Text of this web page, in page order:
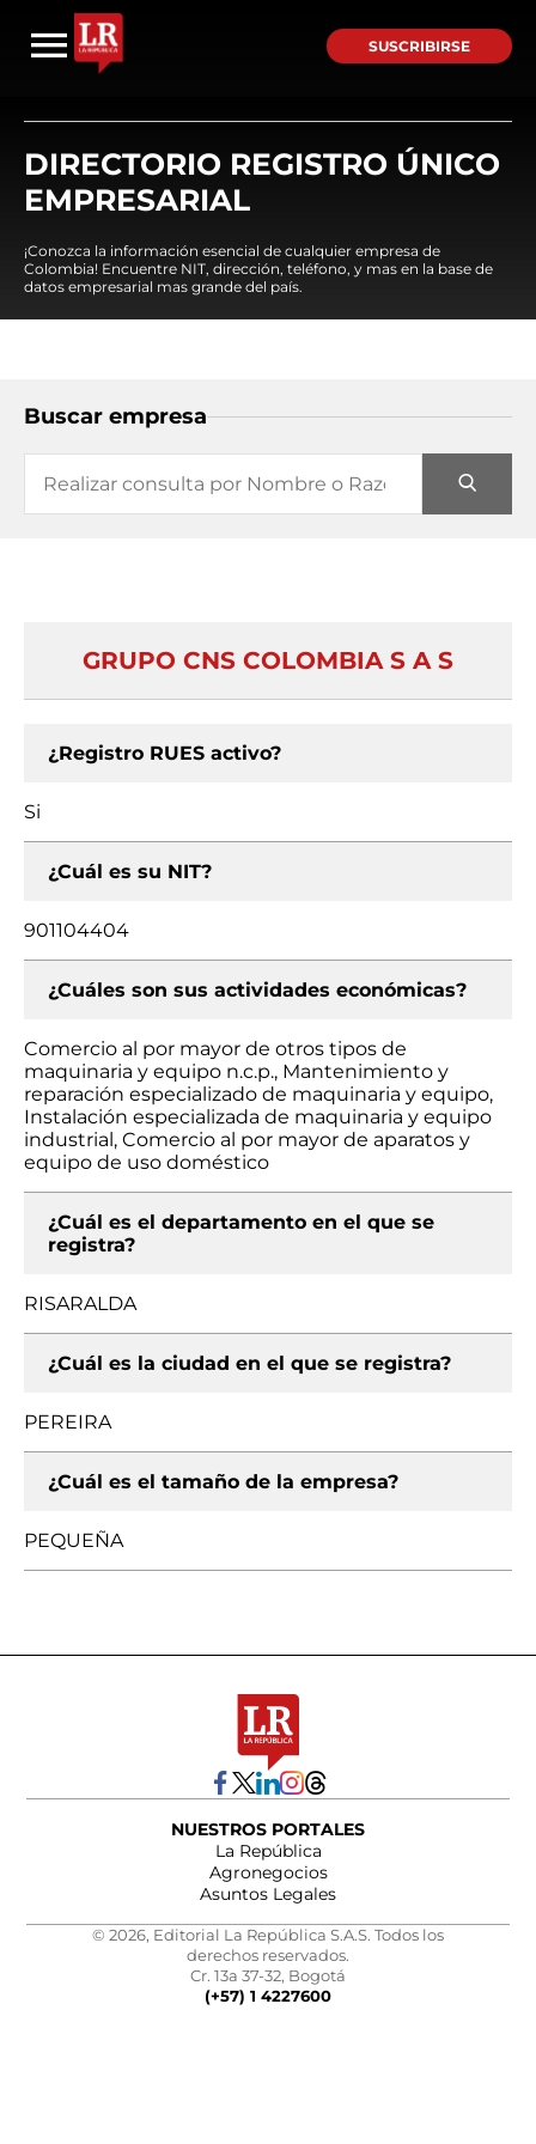
SUSCRIBIRSE
DIRECTORIO REGISTRO ÚNICO
EMPRESARIAL
¡Conozca la información esencial de cualquier empresa de
Colombia! Encuentre NIT, dirección, teléfono, y mas en la base de
datos empresarial mas grande del país.
Buscar empresa
GRUPO CNS COLOMBIA S A S
¿Registro RUES activo?
Si
¿Cuál es su NIT?
901104404
¿Cuáles son sus actividades económicas?
Comercio al por mayor de otros tipos de
maquinaria y equipo n.c.p., Mantenimiento y
reparación especializado de maquinaria y equipo,
Instalación especializada de maquinaria y equipo
industrial, Comercio al por mayor de aparatos y
equipo de uso doméstico
¿Cuál es el departamento en el que se
registra?
RISARALDA
¿Cuál es la ciudad en el que se registra?
PEREIRA
¿Cuál es el tamaño de la empresa?
PEQUEÑA
NUESTROS PORTALES
La República
Agronegocios
Asuntos Legales
© 2026, Editorial La República S.A.S. Todos los
derechos reservados.
Cr. 13a 37-32, Bogotá
(+57) 1 4227600